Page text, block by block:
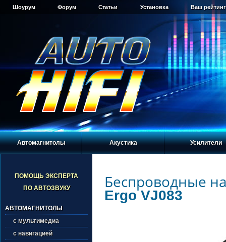
Шоурум Форум Статьи Установка Ваш
Автомагнитолы Акустика Усилители
ПОМОЩЬ ЭКСПЕРТА
ПО АВТОЗВУКУ
АВТОМАГНИТОЛЫ
с мультимедиа
с навигацией
Беспроводные
Ergo VJ083